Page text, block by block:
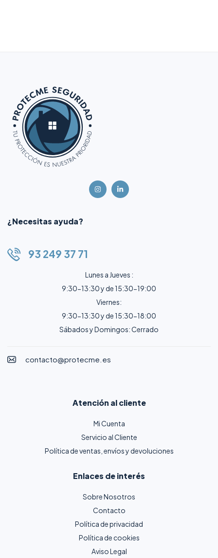
¿Necesitas ayuda?
93 249 37 71
Lunes a Jueves :
9:30-13:30 y de 15:30-19:00
Viernes:
9:30-13:30 y de 15:30-18:00
Sábados y Domingos: Cerrado
contacto@protecme.es
Atención al cliente
Mi Cuenta
Servicio al Cliente
Política de ventas, envíos y devoluciones
Enlaces de interés
Sobre Nosotros
Contacto
Política de privacidad
Política de cookies
Aviso Legal